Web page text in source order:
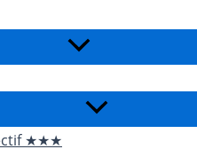
★★★